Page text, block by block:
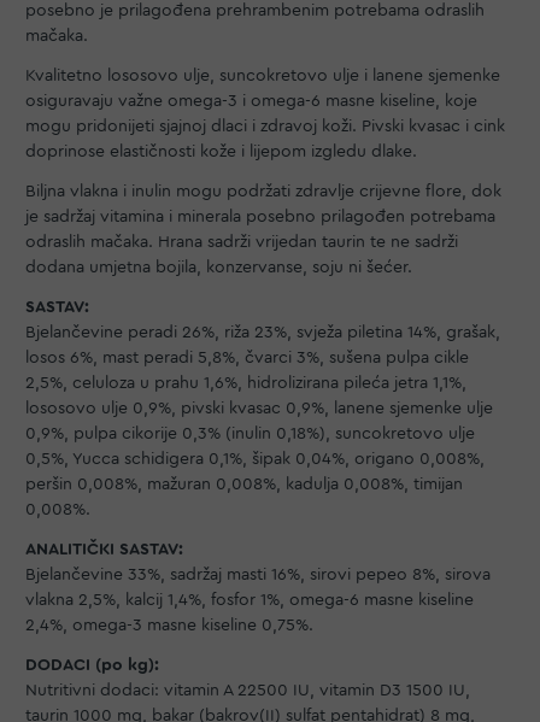
posebno je prilagođena prehrambenim potrebama odraslih
mačaka.
Kvalitetno lososovo ulje, suncokretovo ulje i lanene sjemenke
osiguravaju važne omega-3 i omega-6 masne kiseline, koje
mogu pridonijeti sjajnoj dlaci i zdravoj koži. Pivski kvasac i cink
doprinose elastičnosti kože i lijepom izgledu dlake.
Biljna vlakna i inulin mogu podržati zdravlje crijevne flore, dok
je sadržaj vitamina i minerala posebno prilagođen potrebama
odraslih mačaka. Hrana sadrži vrijedan taurin te ne sadrži
dodana umjetna bojila, konzervanse, soju ni šećer.
SASTAV:
Bjelančevine peradi 26%, riža 23%, svježa piletina 14%, grašak,
losos 6%, mast peradi 5,8%, čvarci 3%, sušena pulpa cikle
2,5%, celuloza u prahu 1,6%, hidrolizirana pileća jetra 1,1%,
lososovo ulje 0,9%, pivski kvasac 0,9%, lanene sjemenke ulje
0,9%, pulpa cikorije 0,3% (inulin 0,18%), suncokretovo ulje
0,5%, Yucca schidigera 0,1%, šipak 0,04%, origano 0,008%,
peršin 0,008%, mažuran 0,008%, kadulja 0,008%, timijan
0,008%.
ANALITIČKI SASTAV:
Bjelančevine 33%, sadržaj masti 16%, sirovi pepeo 8%, sirova
vlakna 2,5%, kalcij 1,4%, fosfor 1%, omega-6 masne kiseline
2,4%, omega-3 masne kiseline 0,75%.
DODACI (po kg):
Nutritivni dodaci: vitamin A 22500 IU, vitamin D3 1500 IU,
taurin 1000 mg, bakar (bakrov(II) sulfat pentahidrat) 8 mg,